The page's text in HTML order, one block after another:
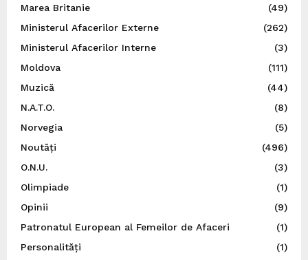
Marea Britanie
(49)
Ministerul Afacerilor Externe
(262)
Ministerul Afacerilor Interne
(3)
Moldova
(111)
Muzică
(44)
N.A.T.O.
(8)
Norvegia
(5)
Noutăți
(496)
O.N.U.
(3)
Olimpiade
(1)
Opinii
(9)
Patronatul European al Femeilor de Afaceri
(1)
Personalități
(1)